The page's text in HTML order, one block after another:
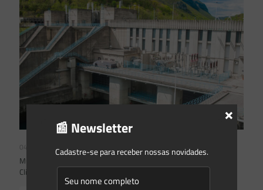
04/08/2026
Mudanças climáticas, risco operacional e a relevância do Plano
Clima 2026 para as hidrelétricas
📰 Newsletter
Cadastre-se para receber nossas novidades.
×